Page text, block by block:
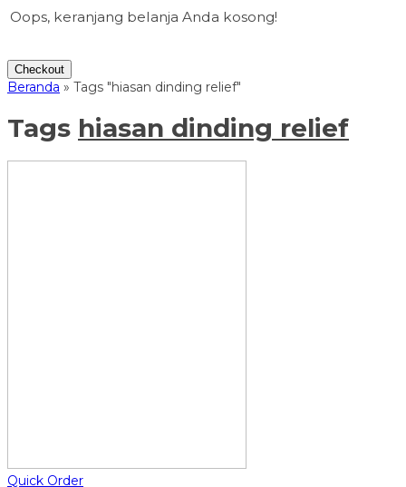
Oops, keranjang belanja Anda kosong!
Checkout
Beranda » Tags "hiasan dinding relief"
Tags hiasan dinding relief
Quick Order